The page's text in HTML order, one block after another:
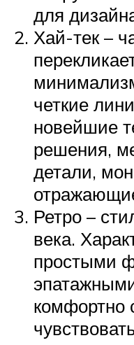
для
Хай-тек –
четкие
новейшие
решения,
детали,
Ретро –
века.
простыми
комфортно